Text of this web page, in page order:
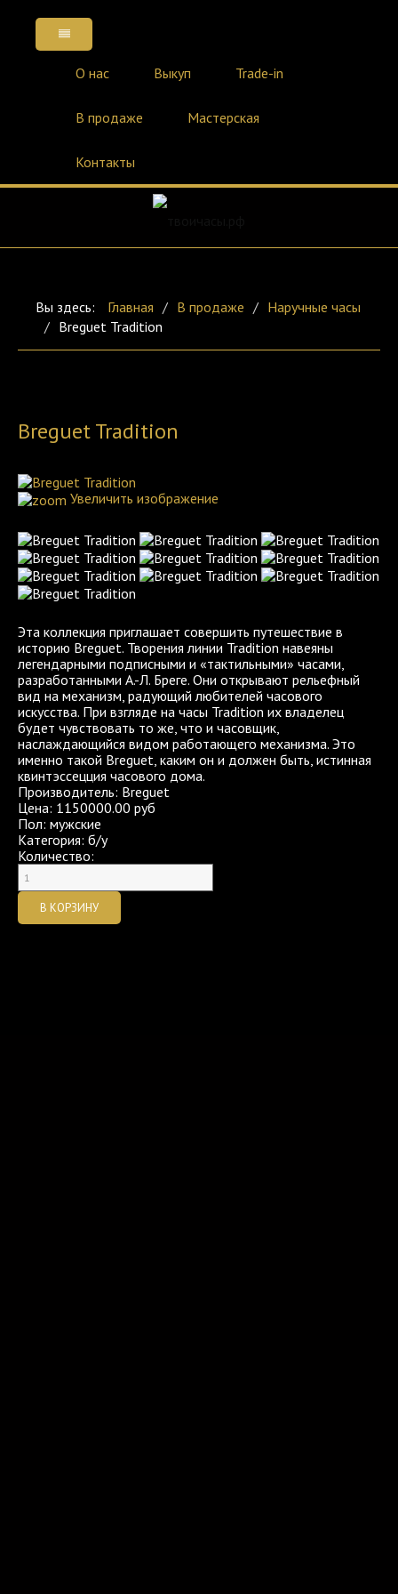
О нас Выкуп Trade-in
В продаже Мастерская
Контакты
Вы здесь: Главная / В продаже / Наручные часы
/ Breguet Tradition
Breguet Tradition
Увеличить изображение
Эта коллекция приглашает совершить путешествие в
историю Breguet. Творения линии Tradition навеяны
легендарными подписными и «тактильными» часами,
разработанными А.-Л. Бреге. Они открывают рельефный
вид на механизм, радующий любителей часового
искусства. При взгляде на часы Tradition их владелец
будет чувствовать то же, что и часовщик,
наслаждающийся видом работающего механизма. Это
именно такой Breguet, каким он и должен быть, истинная
квинтэссецция часового дома.
Производитель: Breguet
Цена: 1150000.00 руб
Пол: мужские
Категория: б/у
Количество: